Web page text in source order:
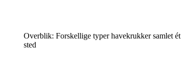
Overblik: Forskellige typer havekrukker samlet ét
sted